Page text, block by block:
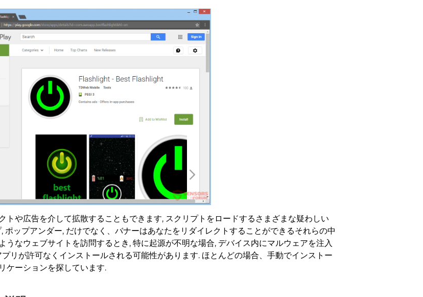
トや広告を介して拡散することもできます, スクリプトをロードするさまざまな疑わしい
ップアンダー, だけでなく、バナーはあなたをリダイレクトすることができるそれらの中
うなウェブサイトを訪問するとき, 特に起源が不明な場合, デバイス内にマルウェアを注入
リが許可なくインストールされる可能性があります. ほとんどの場合、手動でインストー
ケーションを探しています.